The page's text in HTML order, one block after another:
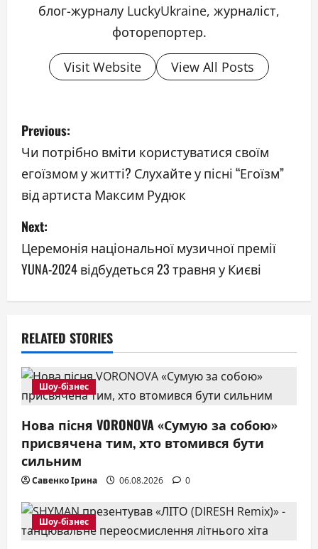
блог-журналу LuckyUkraine, журналіст,
фоторепортер.
Visit Website View All Posts
P
o
s
t
n
a
v
i
g
a
t
i
o
n
Previous:
Чи потрібно вміти користуватися своїм
егоїзмом у житті? Слухайте у пісні “Егоїзм”
від артиста Максим Рудюк
Next:
Церемонія національної музичної премії
YUNA-2024 відбудеться 23 травня у Києві
RELATED STORIES
Шоу-бізнес
Нова пісня VORONOVA «Сумую за собою»
присвячена тим, хто втомився бути
сильним
Савенко Ірина 06.08.2026 0
Шоу-бізнес